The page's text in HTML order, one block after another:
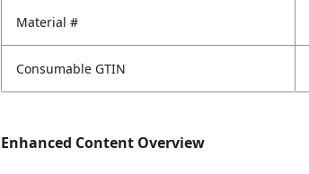
Material #
Consumable GTIN
Enhanced Content Overview